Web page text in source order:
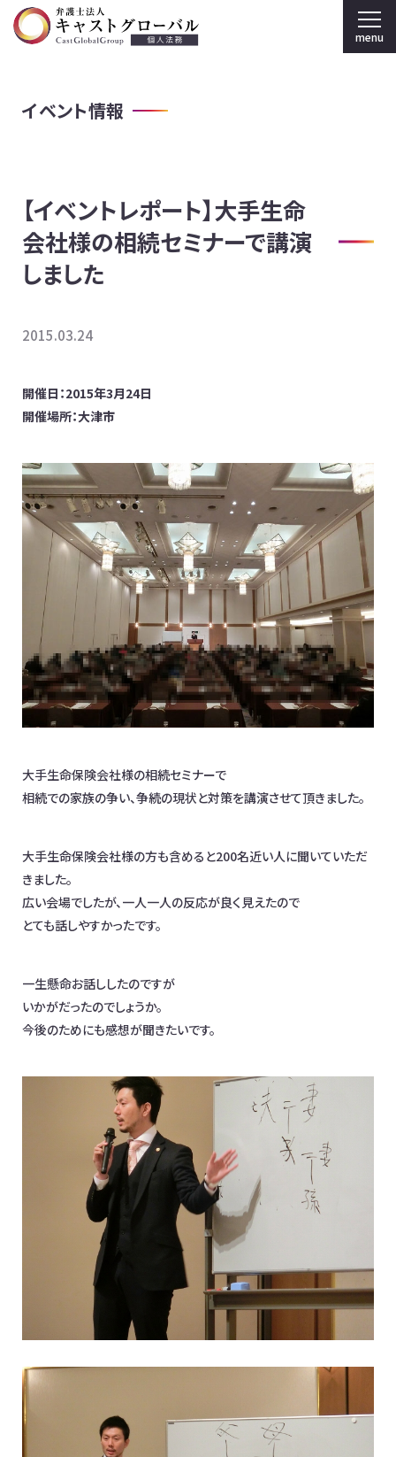
弁護士紹介
事務所案内
イベント情報 メディア掲載 オフィス一覧
menu
イベント情報
【イベントレポート】大手生命
会社様の相続セミナーで講演
しました
2015.03.24
開催日：2015年3月24日
開催場所：大津市
大手生命保険会社様の相続セミナーで
相続での家族の争い、争続の現状と対策を講演させて頂きました。
大手生命保険会社様の方も含めると200名近い人に聞いていただ
きました。
広い会場でしたが、一人一人の反応が良く見えたので
とても話しやすかったです。
一生懸命お話ししたのですが
いかがだったのでしょうか。
今後のためにも感想が聞きたいです。